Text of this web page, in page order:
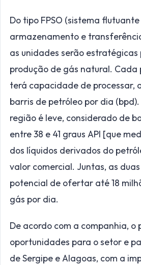
Do tipo FPSO (sistema
armazenamento e
as unidades serão
produção de gás natural.
terá capacidade de processar,
barris de petróleo por dia
região é leve, considerado de
entre 38 e 41 graus API [que
dos líquidos derivados do
valor comercial. Juntas, as
potencial de ofertar até 18
gás por dia.
De acordo com a companhia, o
oportunidades para o setor e
de Sergipe e Alagoas, com a